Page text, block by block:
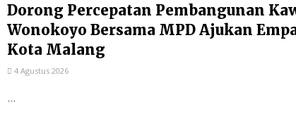
Dorong Percepatan Pembangunan
Wonokoyo Bersama MPD Ajukan
Kota Malang
4 Agustus 2026
...